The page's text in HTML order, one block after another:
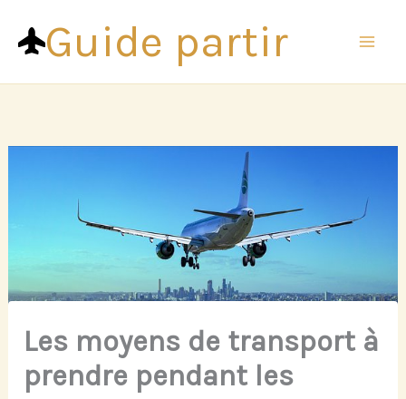
contenuGuide partir
Les moyens de transport à
prendre pendant les